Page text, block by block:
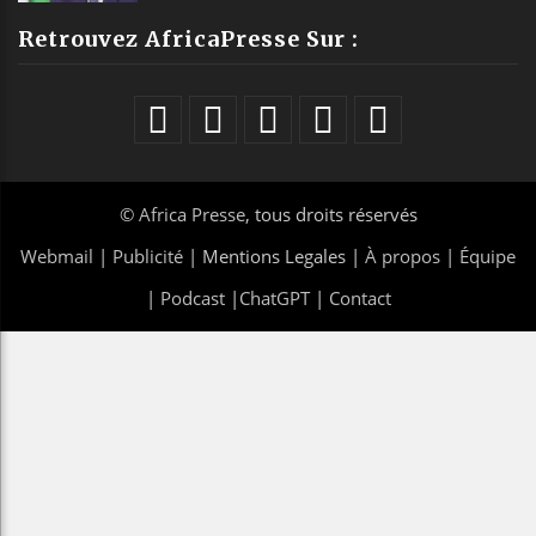
Retrouvez AfricaPresse Sur :
© Africa Presse, tous droits réservés
Webmail | Publicité | Mentions Legales | À propos | Équipe
| Podcast| ChatGPT| Contact